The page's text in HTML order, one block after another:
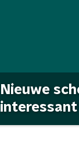
Nieuwe